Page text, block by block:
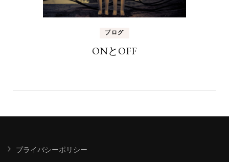
ブログ
ONとOFF
プライバシーポリシー